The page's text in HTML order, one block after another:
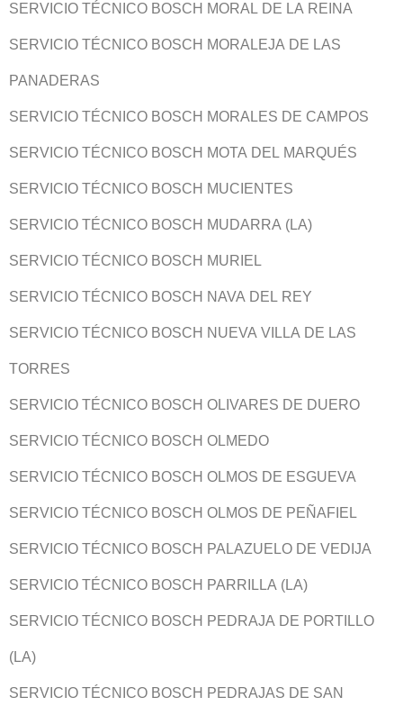
SERVICIO TÉCNICO BOSCH MORAL DE LA REINA
SERVICIO TÉCNICO BOSCH MORALEJA DE LAS
PANADERAS
SERVICIO TÉCNICO BOSCH MORALES DE CAMPOS
SERVICIO TÉCNICO BOSCH MOTA DEL MARQUÉS
SERVICIO TÉCNICO BOSCH MUCIENTES
SERVICIO TÉCNICO BOSCH MUDARRA (LA)
SERVICIO TÉCNICO BOSCH MURIEL
SERVICIO TÉCNICO BOSCH NAVA DEL REY
SERVICIO TÉCNICO BOSCH NUEVA VILLA DE LAS
TORRES
SERVICIO TÉCNICO BOSCH OLIVARES DE DUERO
SERVICIO TÉCNICO BOSCH OLMEDO
SERVICIO TÉCNICO BOSCH OLMOS DE ESGUEVA
SERVICIO TÉCNICO BOSCH OLMOS DE PEÑAFIEL
SERVICIO TÉCNICO BOSCH PALAZUELO DE VEDIJA
SERVICIO TÉCNICO BOSCH PARRILLA (LA)
SERVICIO TÉCNICO BOSCH PEDRAJA DE PORTILLO
(LA)
SERVICIO TÉCNICO BOSCH PEDRAJAS DE SAN